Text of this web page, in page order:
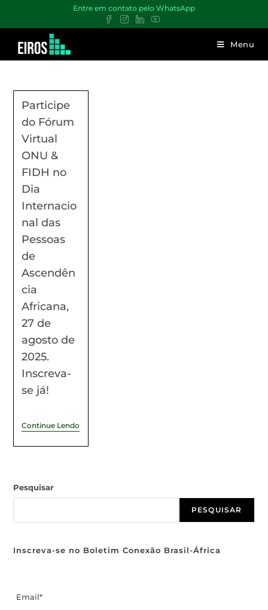
Entre em contato pelo WhatsApp
Menu
Participe
do Fórum
Virtual
ONU &
FIDH no
Dia
Internacio
nal das
Pessoas
de
Ascendên
cia
Africana,
27 de
agosto de
2025.
Inscreva-
se já!
Continue Lendo
Pesquisar
PESQUISAR
Inscreva-se no Boletim Conexão Brasil-África
Email*